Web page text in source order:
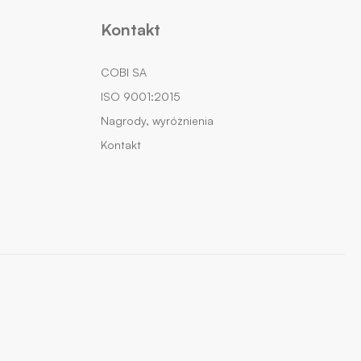
Kontakt
COBI SA
ISO 9001:2015
Nagrody, wyróżnienia
Kontakt